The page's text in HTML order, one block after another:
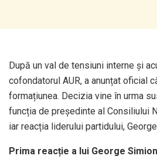
După un val de tensiuni interne și
cofondatorul AUR, a anunțat oficial
formațiunea. Decizia vine în urma
funcția de președinte al Consiliului
iar reacția liderului partidului,
Prima reacție a lui George Simion